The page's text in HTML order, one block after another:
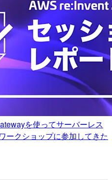
を使ってサーバーレス
ークショップに参加してきた